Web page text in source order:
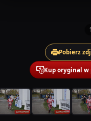
Pobierz
Kup oryginal w